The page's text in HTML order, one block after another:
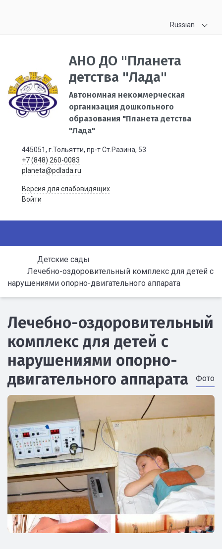
Russian
АНО ДО "Планета
детства "Лада"
Автономная некоммерческая
организация дошкольного
образования "Планета детства
"Лада"
445051, г.Тольятти, пр-т Ст.Разина, 53
+7 (848) 260-0083
planeta@pdlada.ru
Версия для слабовидящих
Войти
Детские сады
Лечебно-оздоровительный комплекс для детей с
нарушениями опорно-двигательного аппарата
Лечебно-оздоровительный
комплекс для детей с
нарушениями опорно-
двигательного аппарата
Фото